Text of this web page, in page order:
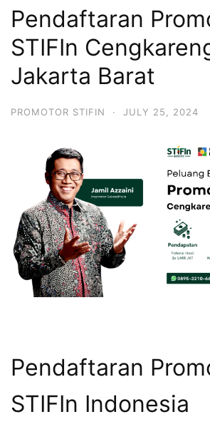
Pendaftaran
STIFIn
Jakarta Barat
PROMOTOR STIFIN · JULY 25, 2024
Pendaftaran
STIFIn Indonesia